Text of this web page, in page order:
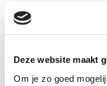
Deze website maakt
Om je zo goed
geloven wij in de
kennisdeling over
Verwacht een dag